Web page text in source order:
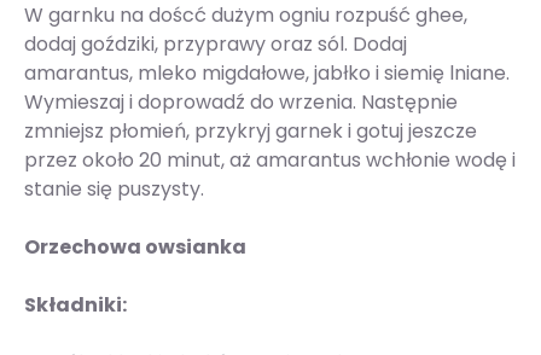
W garnku na doścć dużym ogniu rozpuść ghee,
dodaj goździki, przyprawy oraz sól. Dodaj
amarantus, mleko migdałowe, jabłko i siemię lniane.
Wymieszaj i doprowadź do wrzenia. Następnie
zmniejsz płomień, przykryj garnek i gotuj jeszcze
przez około 20 minut, aż amarantus wchłonie wodę i
stanie się puszysty.
Orzechowa owsianka
Składniki: